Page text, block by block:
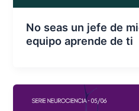
No seas un jefe de
equipo aprende de ti